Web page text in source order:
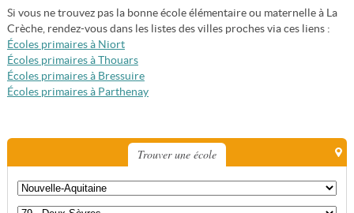
Si vous ne trouvez pas la bonne école élémentaire ou maternelle à La
Crèche, rendez-vous dans les listes des villes proches via ces liens :
Écoles primaires à Niort
Écoles primaires à Thouars
Écoles primaires à Bressuire
Écoles primaires à Parthenay
Trouver une école